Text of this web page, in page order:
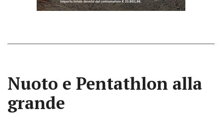
Nuoto e Pentathlon alla
grande